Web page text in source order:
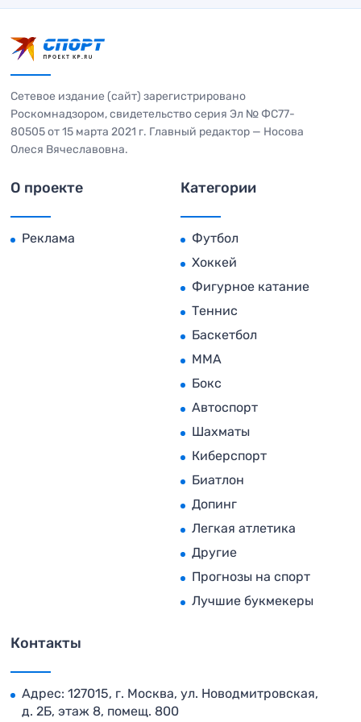
Сетевое издание (сайт) зарегистрировано
Роскомнадзором, свидетельство серия Эл № ФС77-
80505 от 15 марта 2021 г. Главный редактор — Носова
Олеся Вячеславовна.
О проекте
Реклама
Категории
Футбол
Хоккей
Фигурное катание
Теннис
Баскетбол
MMA
Бокс
Автоспорт
Шахматы
Киберспорт
Биатлон
Допинг
Легкая атлетика
Другие
Прогнозы на спорт
Лучшие букмекеры
Контакты
Адрес: 127015, г. Москва, ул. Новодмитровская,
д. 2Б, этаж 8, помещ. 800